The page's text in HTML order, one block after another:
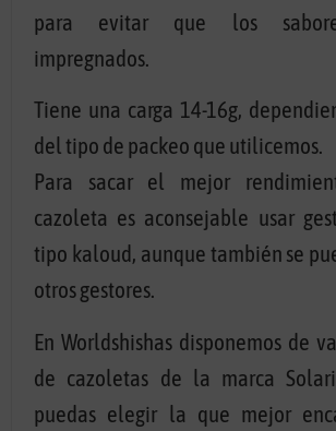
para evitar que los
impregnados.
Tiene una carga 14-16g,
del tipo de packeo que utilicemos.
Para sacar el mejor
cazoleta es aconsejable usar
tipo kaloud, aunque también se
otros gestores.
En Worldshishas disponemos de
de cazoletas de la marca
puedas elegir la que mejor